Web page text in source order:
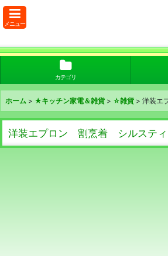
メニュー
カテゴリ
ホーム > ★キッチン家電＆雑貨 > ☆雑貨 > 洋装エ
洋装エプロン 割烹着 シルステ